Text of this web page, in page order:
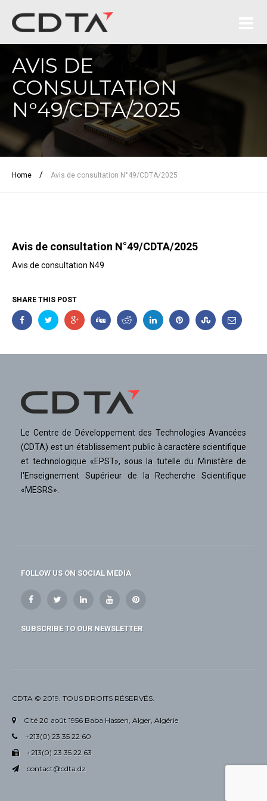
AVIS DE
CONSULTATION
N°49/CDTA/2025
Home / Avis de consultation N°49/CDTA/2025
Avis de consultation N°49/CDTA/2025
Avis de consultation N49
SHARE THIS POST
Le Centre de Développement des Technologies Avancées
(CDTA) est un établissement public à caractère scientifique
et technologique «EPST», sous la tutelle du Ministère de
l'Enseignement Supérieur de la Recherche Scientifique
«MESRS».
FOLLOW US ON SOCIAL MEDIA
SUBSCRIBE TO OUR NEWSLETTER
CDTA © 2019. TOUS DROITS RÉSERVÉS.
Cité 20 août 1956 Baba Hassen, Alger, Algérie
+213(0) 23 35 22 60
+213(0) 23 35 22 63
contact@cdta.dz